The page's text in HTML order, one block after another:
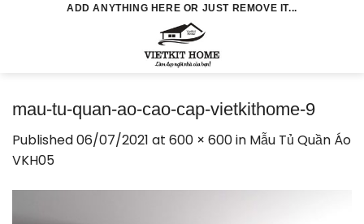
ADD ANYTHING HERE OR JUST REMOVE IT...
mau-tu-quan-ao-cao-cap-vietkithome-9
Published06/07/2021 at 600 × 600in Mẫu Tủ Quần Áo
VKH05